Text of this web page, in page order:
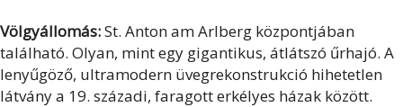
Völgyállomás:St. Anton am Arlberg központjában
található. Olyan, mint egy gigantikus, átlátszó űrhajó. A
lenyűgöző, ultramodern üvegrekonstrukció hihetetlen
látvány a 19. századi, faragott erkélyes házak között.